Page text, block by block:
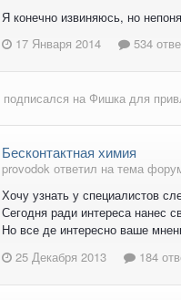
Я конечно извиняюсь, но
17 Января 2014
534
подписался на Фишка для
Бесконтактная химия
provodok ответил на тема
Хочу узнать у специалистов
Сегодня ради интереса нанес
Но все де интересно ваше
25 Декабря 2013
184